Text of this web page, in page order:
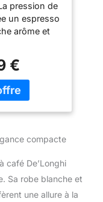
Acier
Pour
ou
Machine
et
de 1,3L,
Anti-
pression de
un espresso
arôme et
sur le
:
chauffe
vapeur
émulsionner
des
€
compacte
café De’Longhi
Sa robe blanche et
une allure à la